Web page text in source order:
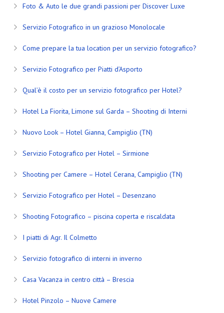
Foto & Auto le due grandi passioni per Discover Luxe
Servizio Fotografico in un grazioso Monolocale
Come prepare la tua location per un servizio fotografico?
Servizio Fotografico per Piatti d’Asporto
Qual’è il costo per un servizio fotografico per Hotel?
Hotel La Fiorita, Limone sul Garda – Shooting di Interni
Nuovo Look – Hotel Gianna, Campiglio (TN)
Servizio Fotografico per Hotel – Sirmione
Shooting per Camere – Hotel Cerana, Campiglio (TN)
Servizio Fotografico per Hotel – Desenzano
Shooting Fotografico – piscina coperta e riscaldata
I piatti di Agr. Il Colmetto
Servizio fotografico di interni in inverno
Casa Vacanza in centro città – Brescia
Hotel Pinzolo – Nuove Camere